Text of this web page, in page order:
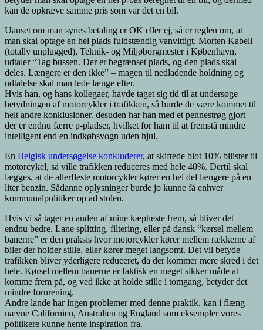
kan de opkræve samme pris som var det en bil.
Uanset om man synes betaling er OK eller ej, så er reglen om, at
man skal optage en hel plads fuldstændig vanvittigt. Morten Kabell
(totally unplugged), Teknik- og Miljøborgmester i København,
udtaler “Tag bussen. Der er begrænset plads, og den plads skal
deles. Længere er den ikke” – magen til nedladende holdning og
udtalelse skal man lede længe efter.
Hvis han, og hans kollegaer, havde taget sig tid til at undersøge
betydningen af motorcykler i trafikken, så burde de være kommet til
helt andre konklusioner. desuden har han med et pennestrøg gjort
der er endnu færre p-pladser, hvilket for ham til at fremstå mindre
intelligent end en indkøbsvogn uden hjul.
En Belgisk undersøgelse konkluderer, at skiftede blot 10% bilister til
motorcykel, så ville trafikken reduceres med hele 40%. Dertil skal
lægges, at de allerfleste motorcykler kører en hel del længere på en
liter benzin. Sådanne oplysninger burde jo kunne få enhver
kommunalpolitiker op ad stolen.
Hvis vi så tager en anden af mine kæpheste frem, så bliver det
endnu bedre. Lane splitting, filtering, eller på dansk “kørsel mellem
banerne” er den praksis hvor motorcykler kører mellem rækkerne af
biler der holder stille, eller kører meget langsomt. Det vil betyde
trafikken bliver yderligere reduceret, da der kommer mere skred i det
hele. Kørsel mellem banerne er faktisk en meget sikker måde at
komme frem på, og ved ikke at holde stille i tomgang, betyder det
mindre forurening.
Andre lande har ingen problemer med denne praktik, kan i flæng
nævne Californien, Australien og England som eksempler vores
politikere kunne hente inspiration fra.